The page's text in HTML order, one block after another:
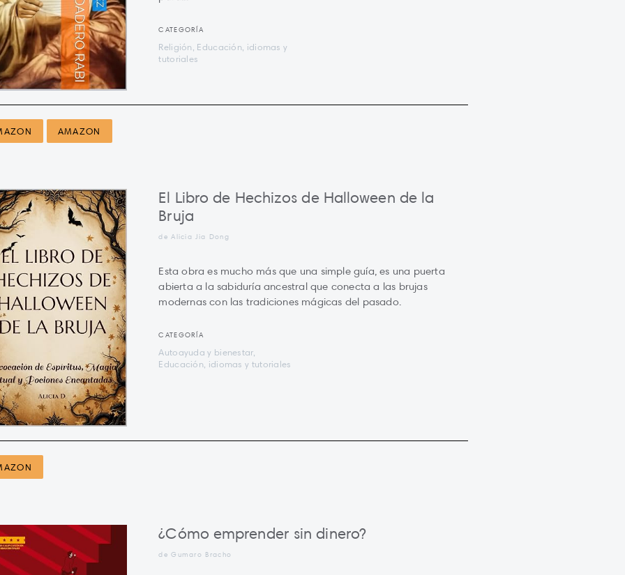
CATEGORÍA
Religión, Educación, idiomas y
tutoriales
AMAZON
El Libro de Hechizos de Halloween de la
Bruja
de Alicia Jia Dong
Esta obra es mucho más que una simple guía, es una puerta
abierta a la sabiduría ancestral que conecta a las brujas
modernas con las tradiciones mágicas del pasado.
CATEGORÍA
Autoayuda y bienestar,
Educación, idiomas y tutoriales
¿Cómo emprender sin dinero?
de Gumaro Bracho